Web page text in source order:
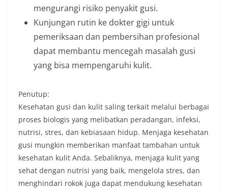
mengurangi risiko penyakit gusi.
Kunjungan rutin ke dokter gigi untuk
pemeriksaan dan pembersihan profesional
dapat membantu mencegah masalah gusi
yang bisa mempengaruhi kulit.
Penutup:
Kesehatan gusi dan kulit saling terkait melalui berbagai
proses biologis yang melibatkan peradangan, infeksi,
nutrisi, stres, dan kebiasaan hidup. Menjaga kesehatan
gusi mungkin memberikan manfaat tambahan untuk
kesehatan kulit Anda. Sebaliknya, menjaga kulit yang
sehat dengan nutrisi yang baik, mengelola stres, dan
menghindari rokok juga dapat mendukung kesehatan